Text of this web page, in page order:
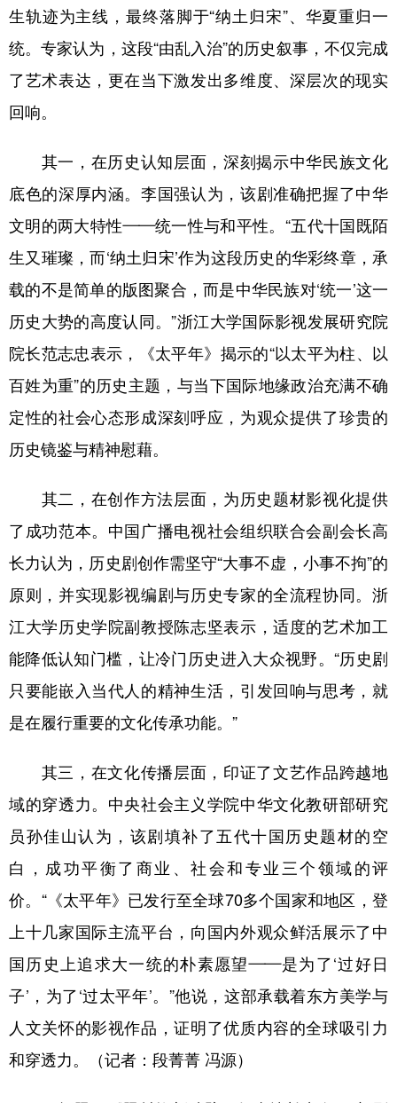
生轨迹为主线，最终落脚于“纳土归宋”、华夏重归一
统。专家认为，这段“由乱入治”的历史叙事，不仅完成
了艺术表达，更在当下激发出多维度、深层次的现实
回响。
其一，在历史认知层面，深刻揭示中华民族文化
底色的深厚内涵。李国强认为，该剧准确把握了中华
文明的两大特性——统一性与和平性。“五代十国既陌
生又璀璨，而‘纳土归宋’作为这段历史的华彩终章，承
载的不是简单的版图聚合，而是中华民族对‘统一’这一
历史大势的高度认同。”浙江大学国际影视发展研究院
院长范志忠表示，《太平年》揭示的“以太平为柱、以
百姓为重”的历史主题，与当下国际地缘政治充满不确
定性的社会心态形成深刻呼应，为观众提供了珍贵的
历史镜鉴与精神慰藉。
其二，在创作方法层面，为历史题材影视化提供
了成功范本。中国广播电视社会组织联合会副会长高
长力认为，历史剧创作需坚守“大事不虚，小事不拘”的
原则，并实现影视编剧与历史专家的全流程协同。浙
江大学历史学院副教授陈志坚表示，适度的艺术加工
能降低认知门槛，让冷门历史进入大众视野。“历史剧
只要能嵌入当代人的精神生活，引发回响与思考，就
是在履行重要的文化传承功能。”
其三，在文化传播层面，印证了文艺作品跨越地
域的穿透力。中央社会主义学院中华文化教研部研究
员孙佳山认为，该剧填补了五代十国历史题材的空
白，成功平衡了商业、社会和专业三个领域的评
价。“《太平年》已发行至全球70多个国家和地区，登
上十几家国际主流平台，向国内外观众鲜活展示了中
国历史上追求大一统的朴素愿望——是为了‘过好日
子’，为了‘过太平年’。”他说，这部承载着东方美学与
人文关怀的影视作品，证明了优质内容的全球吸引力
和穿透力。（记者：段菁菁 冯源）